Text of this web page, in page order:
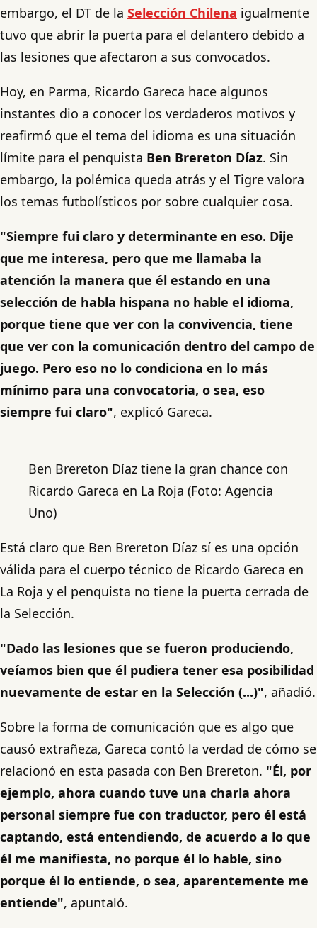
embargo, el DT de la Selección Chilena igualmente
tuvo que abrir la puerta para el delantero debido a
las lesiones que afectaron a sus convocados.
Hoy, en Parma, Ricardo Gareca hace algunos
instantes dio a conocer los verdaderos motivos y
reafirmó que el tema del idioma es una situación
límite para el penquista Ben Brereton Díaz. Sin
embargo, la polémica queda atrás y el Tigre valora
los temas futbolísticos por sobre cualquier cosa.
"Siempre fui claro y determinante en eso. Dije
que me interesa, pero que me llamaba la
atención la manera que él estando en una
selección de habla hispana no hable el idioma,
porque tiene que ver con la convivencia, tiene
que ver con la comunicación dentro del campo de
juego. Pero eso no lo condiciona en lo más
mínimo para una convocatoria, o sea, eso
siempre fui claro", explicó Gareca.
Ben Brereton Díaz tiene la gran chance con
Ricardo Gareca en La Roja (Foto: Agencia
Uno)
Está claro que Ben Brereton Díaz sí es una opción
válida para el cuerpo técnico de Ricardo Gareca en
La Roja y el penquista no tiene la puerta cerrada de
la Selección.
"Dado las lesiones que se fueron produciendo,
veíamos bien que él pudiera tener esa posibilidad
nuevamente de estar en la Selección (...)", añadió.
Sobre la forma de comunicación que es algo que
causó extrañeza, Gareca contó la verdad de cómo se
relacionó en esta pasada con Ben Brereton. "Él, por
ejemplo, ahora cuando tuve una charla ahora
personal siempre fue con traductor, pero él está
captando, está entendiendo, de acuerdo a lo que
él me manifiesta, no porque él lo hable, sino
porque él lo entiende, o sea, aparentemente me
entiende", apuntaló.